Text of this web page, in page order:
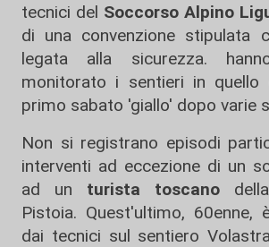
tecnici del Soccorso Alpino
di una convenzione stipulata
legata alla sicurezza.
monitorato i sentieri in
primo sabato 'giallo' dopo varie
Non si registrano episodi
interventi ad eccezione di un
ad un turista toscano
Pistoia. Quest'ultimo,
dai tecnici sul sentiero